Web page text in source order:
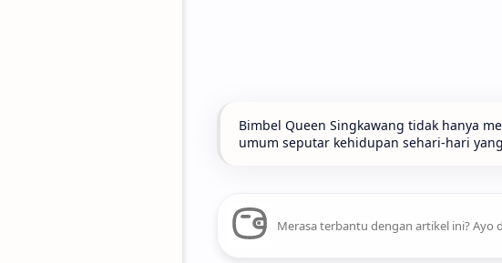
Bimbel Queen Singkawang tidak hanya
umum seputar kehidupan sehari-hari
Merasa terbantu dengan artikel ini? Ayo